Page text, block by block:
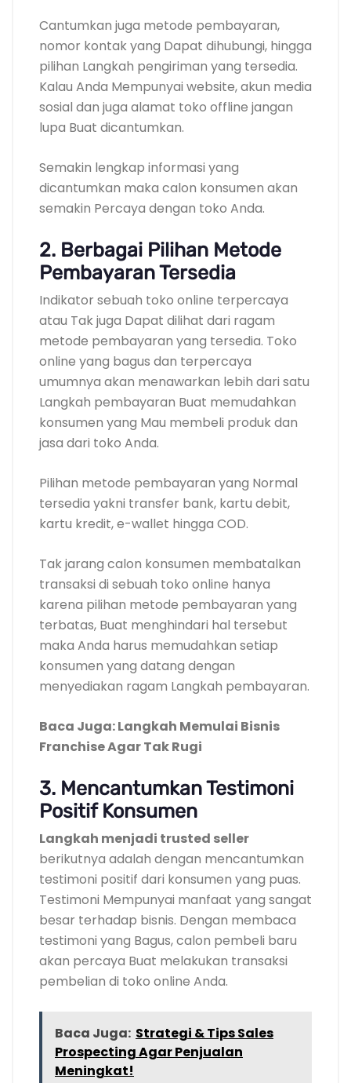
Cantumkan juga metode pembayaran,
nomor kontak yang Dapat dihubungi, hingga
pilihan Langkah pengiriman yang tersedia.
Kalau Anda Mempunyai website, akun media
sosial dan juga alamat toko offline jangan
lupa Buat dicantumkan.
Semakin lengkap informasi yang
dicantumkan maka calon konsumen akan
semakin Percaya dengan toko Anda.
2. Berbagai Pilihan Metode
Pembayaran Tersedia
Indikator sebuah toko online terpercaya
atau Tak juga Dapat dilihat dari ragam
metode pembayaran yang tersedia. Toko
online yang bagus dan terpercaya
umumnya akan menawarkan lebih dari satu
Langkah pembayaran Buat memudahkan
konsumen yang Mau membeli produk dan
jasa dari toko Anda.
Pilihan metode pembayaran yang Normal
tersedia yakni transfer bank, kartu debit,
kartu kredit, e-wallet hingga COD.
Tak jarang calon konsumen membatalkan
transaksi di sebuah toko online hanya
karena pilihan metode pembayaran yang
terbatas, Buat menghindari hal tersebut
maka Anda harus memudahkan setiap
konsumen yang datang dengan
menyediakan ragam Langkah pembayaran.
Baca Juga: Langkah Memulai Bisnis
Franchise Agar Tak Rugi
3. Mencantumkan Testimoni
Positif Konsumen
Langkah menjadi trusted seller
berikutnya adalah dengan mencantumkan
testimoni positif dari konsumen yang puas.
Testimoni Mempunyai manfaat yang sangat
besar terhadap bisnis. Dengan membaca
testimoni yang Bagus, calon pembeli baru
akan percaya Buat melakukan transaksi
pembelian di toko online Anda.
Baca Juga: Strategi & Tips Sales
Prospecting Agar Penjualan
Meningkat!